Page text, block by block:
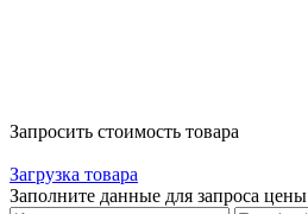
Запросить стоимость товара
Загрузка товара
Заполните данные для запроса цены